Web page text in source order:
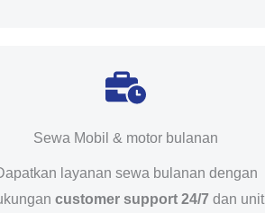
Sewa Mobil & motor bulanan
layanan sewa bulanan dengan
customer support 24/7 dan unit